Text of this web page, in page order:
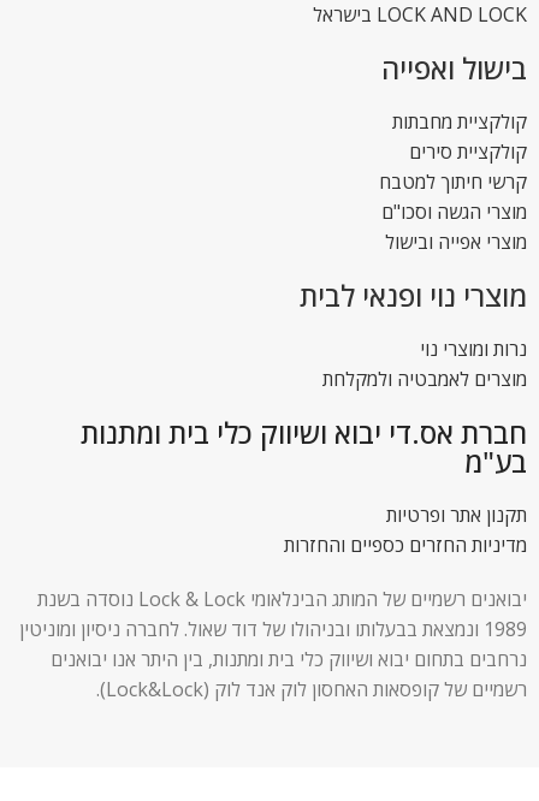
LOCK AND LOCK בישראל
בישול ואפייה
קולקציית מחבתות
קולקציית סירים
קרשי חיתוך למטבח
מוצרי הגשה וסכו"ם
מוצרי אפייה ובישול
מוצרי נוי ופנאי לבית
נרות ומוצרי נוי
מוצרים לאמבטיה ולמקלחת
חברת אס.די יבוא ושיווק כלי בית ומתנות
בע"מ
תקנון אתר ופרטיות
מדיניות החזרים כספיים והחזרות
יבואנים רשמיים של המותג הבינלאומי Lock & Lock נוסדה בשנת
1989 ונמצאת בבעלותו ובניהולו של דוד שאול. לחברה ניסיון ומוניטין
נרחבים בתחום יבוא ושיווק כלי בית ומתנות, בין היתר אנו יבואנים
רשמיים של קופסאות האחסון לוק אנד לוק (Lock&Lock).